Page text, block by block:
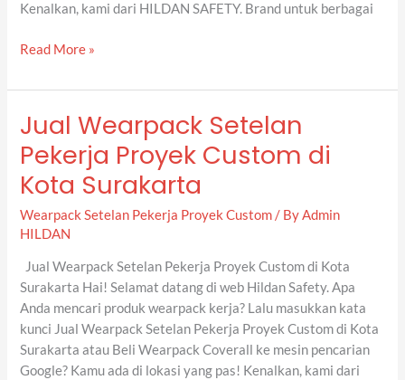
Kenalkan, kami dari HILDAN SAFETY. Brand untuk berbagai
Read More »
Jual Wearpack Setelan
Pekerja Proyek Custom di
Kota Surakarta
Wearpack Setelan Pekerja Proyek Custom/ ByAdmin
HILDAN
Jual Wearpack Setelan Pekerja Proyek Custom di Kota
Surakarta Hai! Selamat datang di web Hildan Safety. Apa
Anda mencari produk wearpack kerja? Lalu masukkan kata
kunci Jual Wearpack Setelan Pekerja Proyek Custom di Kota
Surakarta atau Beli Wearpack Coverall ke mesin pencarian
Google? Kamu ada di lokasi yang pas! Kenalkan, kami dari
Jual
Setelan
Pekerja
Custom
Kota
Surakarta